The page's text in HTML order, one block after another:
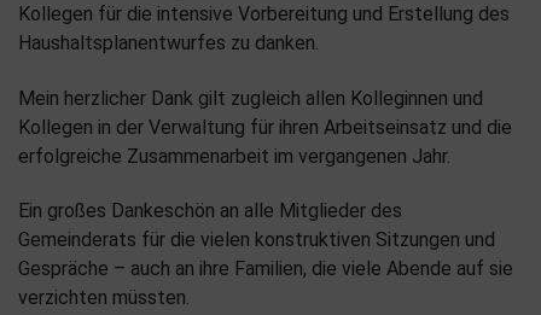
Kollegen für die intensive Vorbereitung und Erstellung des
Haushaltsplanentwurfes zu danken.
Mein herzlicher Dank gilt zugleich allen Kolleginnen und
Kollegen in der Verwaltung für ihren Arbeitseinsatz und die
erfolgreiche Zusammenarbeit im vergangenen Jahr.
Ein großes Dankeschön an alle Mitglieder des
Gemeinderats für die vielen konstruktiven Sitzungen und
Gespräche – auch an ihre Familien, die viele Abende auf sie
verzichten müssten.